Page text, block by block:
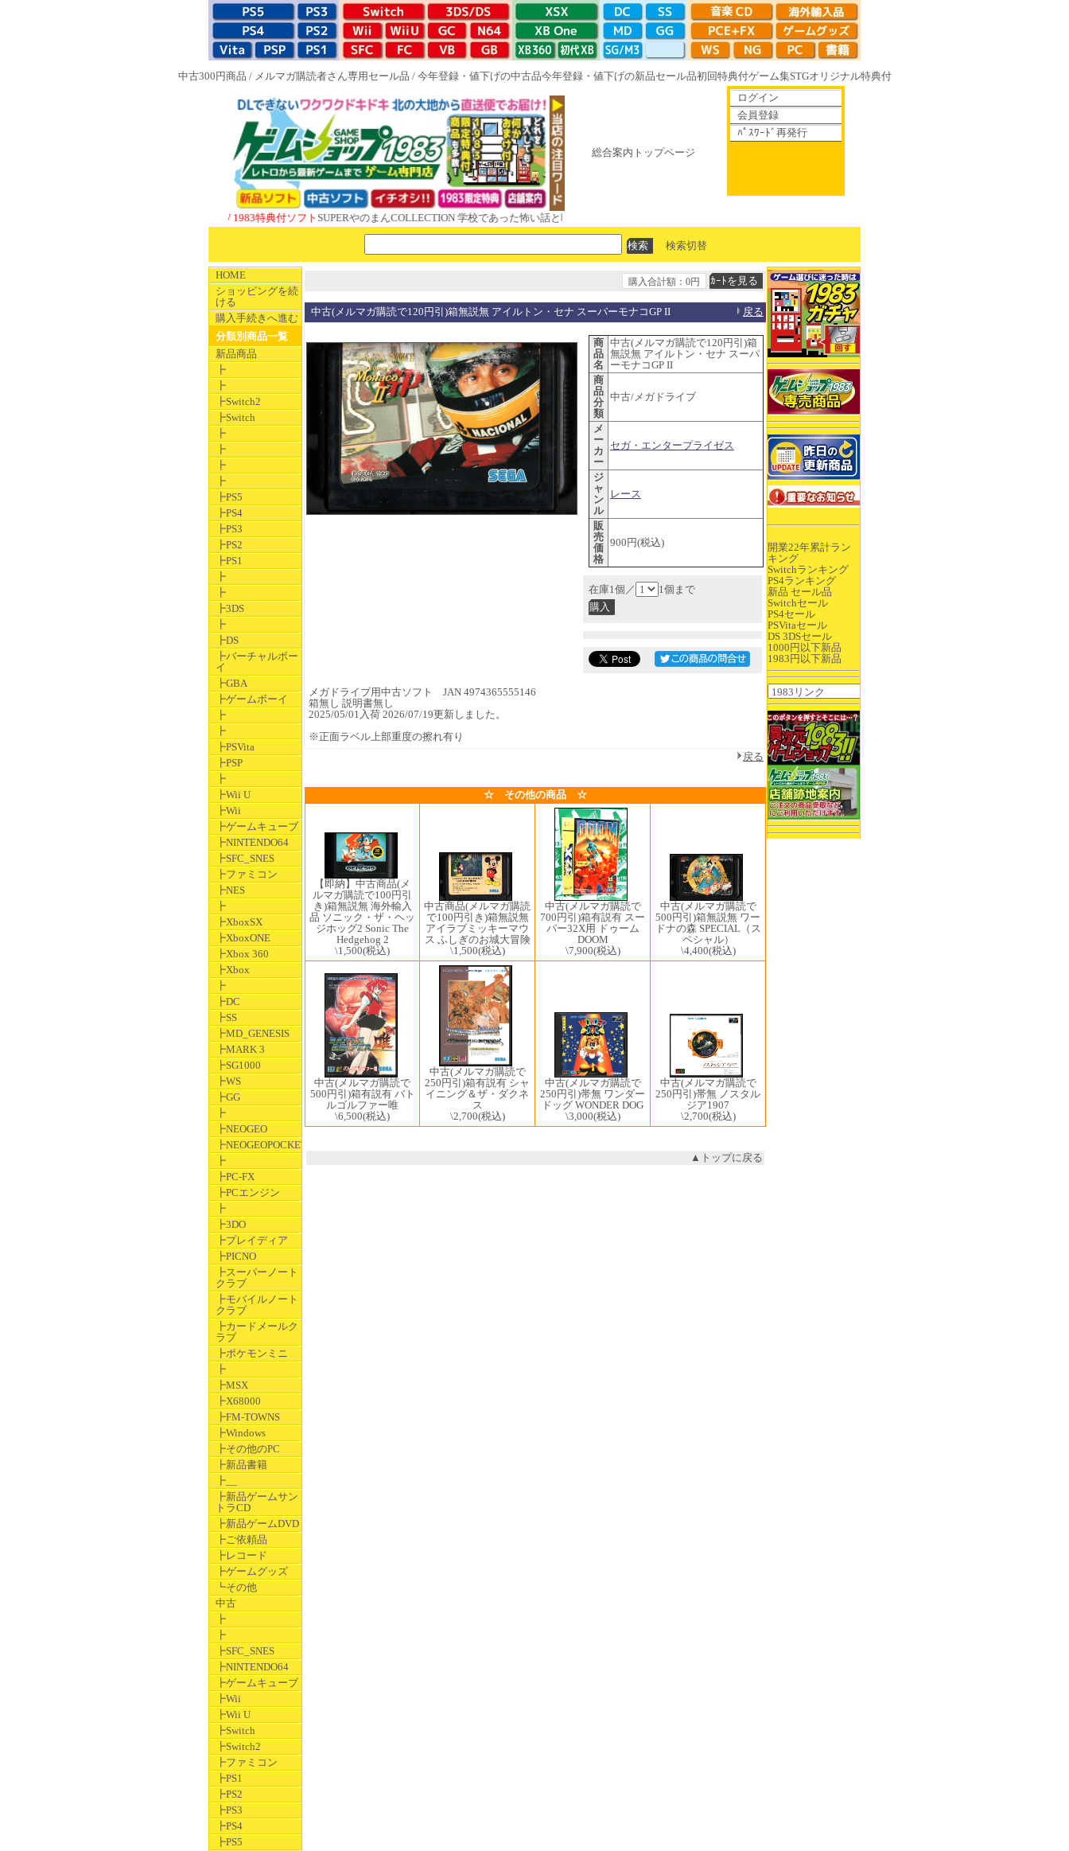
中古300円商品 / メルマガ購読者さん専用セール品 / 今年登録・値下げの中古品今年登録・値下げの新品セール品初回特典付ゲーム集STGオリジナル特典付
総合案内トップページ
NEW 1983特典付ソフトSUPERやのまんCOLLECTION 学校であった怖い話と晦󠄀つきこもり ルート16R やがて散りゆく鏡の花へ 70年代風ロボットアニメ ゲッP-X アレサCOLLECTION 1993-
ログイン
会員登録
ﾊﾟｽﾜｰﾄﾞ再発行
検索切替
HOME
ショッピングを続
ける
購入手続きへ進む
分類別商品一覧
新品商品
┣
┣
┣Switch2
┣Switch
┣
┣
┣
┣
┣PS5
┣PS4
┣PS3
┣PS2
┣PS1
┣
┣
┣3DS
┣
┣DS
┣バーチャルボー
イ
┣GBA
┣ゲームボーイ
┣
┣
┣PSVita
┣PSP
┣
┣Wii U
┣Wii
┣ゲームキューブ
┣NINTENDO64
┣SFC_SNES
┣ファミコン
┣NES
┣
┣XboxSX
┣XboxONE
┣Xbox 360
┣Xbox
┣
┣DC
┣SS
┣MD_GENESIS
┣MARK 3
┣SG1000
┣WS
┣GG
┣
┣NEOGEO
┣NEOGEOPOCKET
┣
┣PC-FX
┣PCエンジン
┣
┣3DO
┣プレイディア
┣PICNO
┣スーパーノート
クラブ
┣モバイルノート
クラブ
┣カードメールク
ラブ
┣ポケモンミニ
┣
┣MSX
┣X68000
┣FM-TOWNS
┣Windows
┣その他のPC
┣新品書籍
┣__
┣新品ゲームサン
トラCD
┣新品ゲームDVD
┣ご依頼品
┣レコード
┣ゲームグッズ
┗その他
中古
┣
┣
┣SFC_SNES
┣NINTENDO64
┣ゲームキューブ
┣Wii
┣Wii U
┣Switch
┣Switch2
┣ファミコン
┣PS1
┣PS2
┣PS3
┣PS4
┣PS5
開業22年累計ラン
キング
Switchランキング
PS4ランキング
新品 セール品
Switchセール
PS4セール
PSVitaセール
DS 3DSセール
1000円以下新品
1983円以下新品
購入合計額：0円
中古(メルマガ購読で120円引)箱無説無 アイルトン・セナ スーパーモナコGP II 戻る
商
品
名
中古(メルマガ購読で120円引)箱
無説無 アイルトン・セナ スーパ
ーモナコGP II
商
品
分
類
中古/メガドライブ
メ
ー
カ
ー
セガ・エンタープライゼス
ジ
ャ
ン
ル
レース
販
売
価
格
900円(税込)
在庫1個／ 1個まで
メガドライブ用中古ソフト JAN 4974365555146
箱無し 説明書無し
2025/05/01入荷 2026/07/19更新しました。
※正面ラベル上部重度の擦れ有り
戻る
☆ その他の商品 ☆
【即納】中古商品(メ
ルマガ購読で100円引
き)箱無説無 海外輸入
品 ソニック・ザ・ヘッ
ジホッグ2 Sonic The
Hedgehog 2
\1,500(税込)
中古商品(メルマガ購読
で100円引き)箱無説無
アイラブミッキーマウ
ス ふしぎのお城大冒険
\1,500(税込)
中古(メルマガ購読で
700円引)箱有説有 スー
パー32X用 ドゥーム
DOOM
\7,900(税込)
中古(メルマガ購読で
500円引)箱無説無 ワー
ドナの森 SPECIAL（ス
ペシャル）
\4,400(税込)
中古(メルマガ購読で
500円引)箱有説有 バト
ルゴルファー唯
\6,500(税込)
中古(メルマガ購読で
250円引)箱有説有 シャ
イニング＆ザ・ダクネ
ス
\2,700(税込)
中古(メルマガ購読で
250円引)帯無 ワンダー
ドッグ WONDER DOG
\3,000(税込)
中古(メルマガ購読で
250円引)帯無 ノスタル
ジア1907
\2,700(税込)
▲トップに戻る